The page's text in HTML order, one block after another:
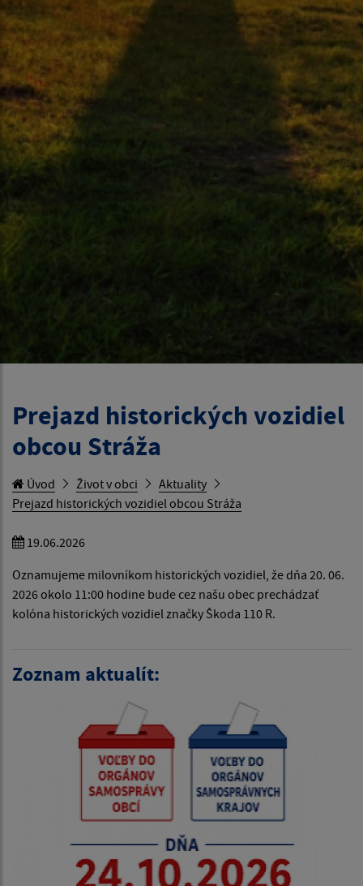
Prejazd historických vozidiel
obcou Stráža
Úvod Život v obci
Aktuality
Prejazd historických vozidiel obcou Stráža
19.06.2026
Oznamujeme milovníkom historických vozidiel, že dňa 20. 06.
2026 okolo 11:00 hodine bude cez našu obec prechádzať
kolóna historických vozidiel značky Škoda 110 R.
Zoznam aktualít: